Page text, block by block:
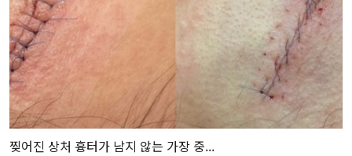
찢어진 상처 흉터가 남지 않는 가장 중...